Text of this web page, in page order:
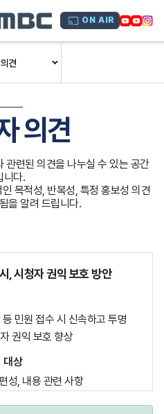
ON AIR
견
의견
련된 의견을 나누실 수 있는 공간
니다.
목적성, 반복성, 특정 홍보성 의견
을 알려 드립니다.
, 시청자 권익 보호 방안
민원 접수 시 신속하고 투명
권익 보호 향상
대상
성, 내용 관련 사항
관련 사항